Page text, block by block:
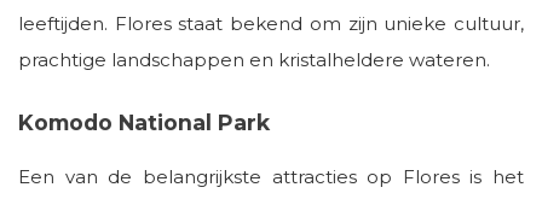
leeftijden. Flores staat bekend om zijn unieke cultuur,
prachtige landschappen en kristalheldere wateren.
Komodo National Park
Een van de belangrijkste attracties op Flores is het